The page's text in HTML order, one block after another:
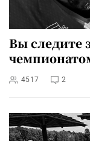
Вы следите
4517 2